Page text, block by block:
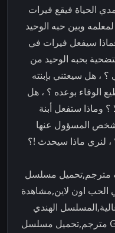
مدي الحياة فيقع فيرات
وبين حبه الوحيد
فماذا سيفعل فيرات في
بحبه الوحيد من
، هل سيعتني بإبنته
الوفاء بوعده ؟ ، هل
وماذا ستفعل أبنة
المسؤول عنها
، لنري ماذا سيحدث !؟
مترجم,تحميل مسلسل
الحب اون لاين,مشاهدة
الهندي
Ghum Hai Kisikey Pyaar Meiin مترجم,تحميل مسلسل